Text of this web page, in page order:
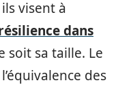
visent à
dans
soit sa taille. Le
des